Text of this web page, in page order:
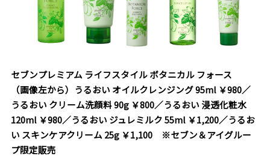
セブンプレミアム ライフスタイル ボタニカル フォース
（画像左から）うるおい オイルクレンジング 95ml ￥980／
うるおい クリーム洗顔料 90g ￥800／うるおい 浸透化粧水
120ml ￥980／うるおい ジュレミルク 55ml ￥1,200／うるお
い スキンケアクリーム 25g ￥1,100 ※セブン＆アイグルー
プ限定販売